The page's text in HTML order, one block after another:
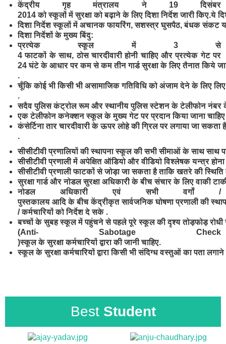
केंद्रीयगृहमंत्रालयने 19दिसंबर
2014कोस्कूलोंमेंसुरक्षाकोबढ़ानेकेलिएदिशानिर्देशजारीकिए.ये
दिशानिर्देशस्कूलोंमें अचानकफायरिंग,सशस्त्रघुसपैठ,बंधकसंकट
दिशानिर्देशोंकेमुख्यबिंदु:
प्रत्येकस्कूलमें 3से
4फाटकोंकेसाथ,ठोसचारदीवारीहोनीचाहिए औरप्रत्येकगेटपर
24घंटेके आधारपरकमसेकमतीनगार्डसुरक्षाकेलिएतैनातकिये
.
चूँकिकोईभीकिसीभीअसामाजिकगतिविधिकोअंजामदेनेकेलिए
.
सदैवपुलिसकंट्रोलरूम औरस्थानीयपुलिसस्टेशनकेटेलीफोननंबर
एकटेलीफोनकनेक्शनस्कूलकेमुख्यगेटपरप्रदानकियाजाना
कंसेर्टिनातारचारदीवारीकेऊपरलोहेकीग्रिलपरलगायाजासकता
.
सीसीटीवीप्रणालियोंकीस्थापनास्कूलकीसभीसीमाओंकेसाथसाथ
सीसीटीवीप्रणालीमें अपेक्षित ऑडियोऔरवीडियोविश्लेषकयन्त्रहोना
सीसीटीवीप्रणालीफाटकोंसेजोड़ाजासकताहैताकिखतरेकीस्थिति
सुरक्षागार्डऔरनोडलसुरक्षाअधिकारीकेबीचसंचारकेलिएवाकी
नोडल अधिकारीएवंसभीवर्गों /
पुस्तकालय आदिकेबीचकेंद्रीकृतसार्वजनिकघोषणाप्रणालीकी
/कर्मचारियोंकोनिर्देशदेसके .
बच्चोंकेसुबहस्कूलमेंपहुंचनेसेपहलेपूरेस्कूलकीदृश्यतोड़फोड़रोधी
(Anti- Sabotage Check
)स्कूलकेसुरक्षाकर्मचारियोंद्वाराकीजानीचाहिए.
स्कूलकेसुरक्षाकर्मचारियोंद्वाराकिसीभीसंदिग्धवस्तुओंकापतालगाने
BestStudent